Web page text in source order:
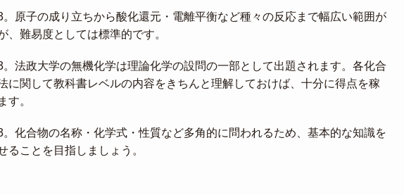
原子の成り立ちから酸化還元・電離平衡など種々の反応まで幅広い範囲が
、難易度としては標準的です。
法政大学の無機化学は理論化学の設問の一部として出題されます。各化合
に関して教科書レベルの内容をきちんと理解しておけば、十分に得点を稼
す。
化合物の名称・化学式・性質など多角的に問われるため、基本的な知識を
ることを目指しましょう。